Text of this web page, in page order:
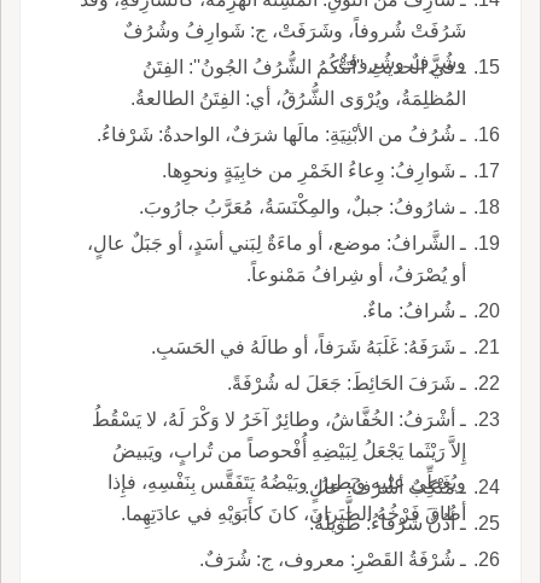
شَرُفَتْ شُروفاً، وشَرَفَتْ، ج: شَوارِفُ وشُرُفٌ
وشُرَّفٌ وشُروفٌ.
ـ في الحديثِ ''أتَتْكُمُ الشُّرُفُ الجُونُ'': الفِتَنُ
المُظلِمَةُ، ويُرْوَى الشُّرُقُ، أي: الفِتَنُ الطالعةُ.
ـ شُرُفُ من الأبْنِيَةِ: مالَها شرَفٌ، الواحدةُ: شَرْفاءُ.
ـ شَوارِفُ: وِعاءُ الخَمْرِ من خابِيَةٍ ونحوِها.
ـ شارُوفُ: جبلٌ، والمِكْنَسَةُ، مُعَرَّبُ جارُوبَ.
ـ الشَّرافُ: موضع، أو ماءَةٌ لِبَني أسَدٍ، أو جَبَلٌ عالٍ،
أو يُصْرَفُ، أو شِرافُ مَمْنوعاً.
ـ شُرافُ: ماءٌ.
ـ شَرَفَهُ: غَلَبَهُ شَرَفاً، أو طالَهُ في الحَسَبِ.
ـ شَرَفَ الحَائِطَ: جَعَلَ له شُرْفَةً.
ـ أشْرَفُ: الخُفَّاشُ، وطائِرٌ آخَرُ لا وَكْرَ لَهُ، لا يَسْقُطُ
إِلاَّ رَيْثَما يَجْعَلُ لِبَيْضِهِ أُفْحوصاً من تُرابٍ، ويَبيضُ
ويُغَطِّي عليه ويَطيرُ، وبَيْضُهُ يَتَفَقَّس بِنَفْسِهِ، فإِذا
أطاقَ فَرْخُهُ الطَّيَرانَ، كانَ كأَبَوَيْهِ في عادَتِهِما.
ـ مَنْكِبٌ أشْرَفُ: عالٍ.
ـ أُذُنٌ شَرْفاءُ: طَويلَةٌ.
ـ شُرْفَةُ القَصْرِ: معروف، ج: شُرَفٌ.